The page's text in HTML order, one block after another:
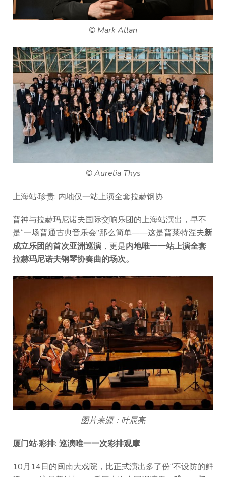
© Mark Allan
© Aurelia Thys
上海站·珍贵: 内地仅一站上演全套拉赫钢协
普神与拉赫玛尼诺夫国际交响乐团的上海站演出，早不
是“一场普通古典音乐会”那么简单——这是普莱特涅夫新
成立乐团的首次亚洲巡演 ，更是内地唯一一站上演全套
拉赫玛尼诺夫钢琴协奏曲的场次。
图片来源：叶辰亮
厦门站·彩排: 巡演唯一一次彩排观摩
10月14日的闽南大戏院，比正式演出多了份“不设防的鲜